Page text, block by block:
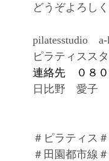
どうぞよろし
pilatesstudio　
ピラティスス
連絡先　０８
日比野　愛子
＃ピラティス
＃田園都市線